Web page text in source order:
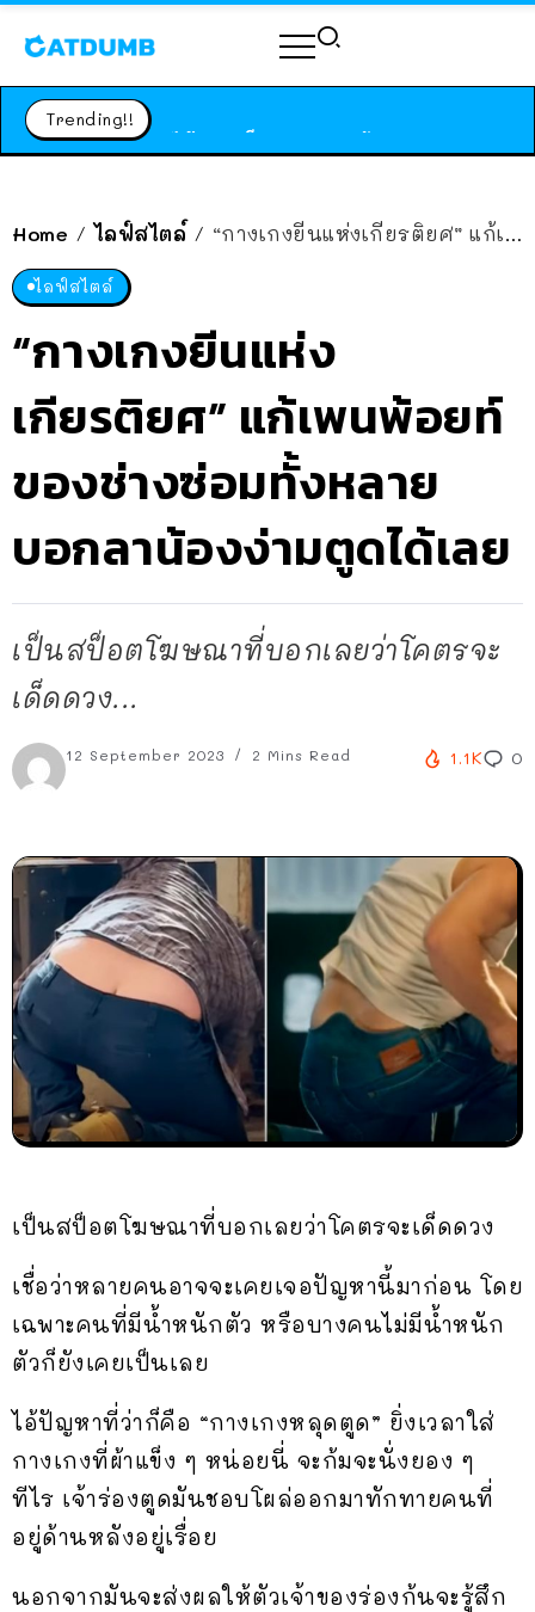
Trending!!
สาวญี่ปุ่นโดนแมวตัวเองกัด ไม่ได้ไปหาหมอตั้งแต่เนิ่นๆ สุดท้ายขาบวม กลายเป็นโรคเนื้อเน่า เตือนทาสแมวทั้งหลายให้ระวัง
Home / ไลฟ์สไตล์ / “กางเกงยีนแห่งเกียรติยศ” แก้เพนพ้อยท์ของช่างซ่อมทั้งหลาย บอกลาน้องง่ามตูดได้เลย
ไลฟ์สไตล์
“กางเกงยีนแห่ง
เกียรติยศ” แก้เพนพ้อยท์
ของช่างซ่อมทั้งหลาย
บอกลาน้องง่ามตูดได้เลย
เป็นสป็อตโฆษณาที่บอกเลยว่าโคตรจะ
เด็ดดวง...
12 September 2023 2 Mins Read 1.1K 0
เป็นสป็อตโฆษณาที่บอกเลยว่าโคตรจะเด็ดดวง
เชื่อว่าหลายคนอาจจะเคยเจอปัญหานี้มาก่อน โดย
เฉพาะคนที่มีน้ำหนักตัว หรือบางคนไม่มีน้ำหนัก
ตัวก็ยังเคยเป็นเลย
ไอ้ปัญหาที่ว่าก็คือ “กางเกงหลุดตูด” ยิ่งเวลาใส่
กางเกงที่ผ้าแข็ง ๆ หน่อยนี่ จะก้มจะนั่งยอง ๆ
ทีไร เจ้าร่องตูดมันชอบโผล่ออกมาทักทายคนที่
อยู่ด้านหลังอยู่เรื่อย
นอกจากมันจะส่งผลให้ตัวเจ้าของร่องก้นจะรู้สึก